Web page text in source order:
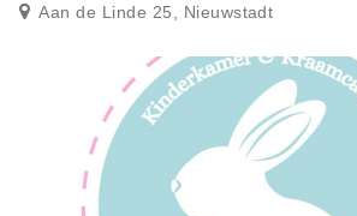
Aan de Linde 25, Nieuwstadt